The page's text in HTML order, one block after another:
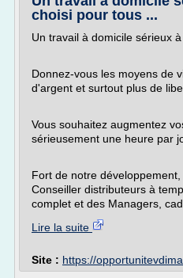
choisi pour tous ...
Un travail à domicile sérieux
Donnez-vous les moyens de
d'argent et surtout plus de
Vous souhaitez augmentez
sérieusement une heure par
Fort de notre
Conseiller distributeurs à
complet et des Managers,
Lire la suite
Site : https://